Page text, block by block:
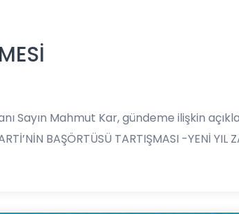
Sayın Mahmut Kar, gündeme ilişkin
BAŞÖRTÜSÜ TARTIŞMASI -YENİ YIL